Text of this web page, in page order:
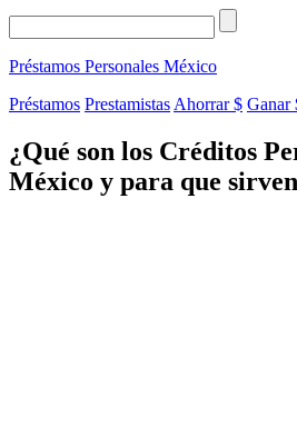
Préstamos Personales México
Préstamos Prestamistas Ahorrar $ Ganar
¿Qué son los Créditos
México y para que